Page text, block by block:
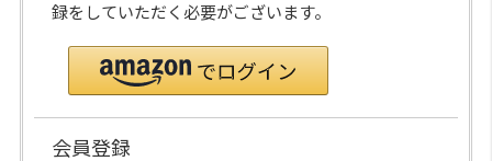
録をしていただく必要がございます。
会員登録